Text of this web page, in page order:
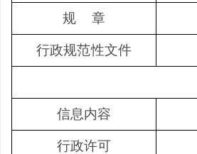
规 章
行政规范性文件
信息内容
行政许可